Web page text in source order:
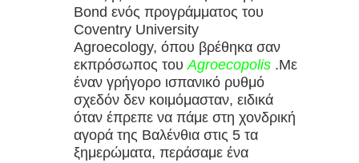
50
9 τροφές που βοηθούν φυσικά στη
μείωση της πίεσης χωρίς φάρμακα
7 μικρές αλλαγές που αυξάνουν την
ευτυχία σας καθημερινά «Δεν
Bond ενός προγράμματος του
Coventry University
Agroecology, όπου βρέθηκα σαν
εκπρόσωπος τουAgroecopolis .Με
έναν γρήγορο ισπανικό ρυθμό
σχεδόν δεν κοιμόμασταν, ειδικά
όταν έπρεπε να πάμε στη χονδρική
αγορά της Βαλένθια στις 5 τα
ξημερώματα, περάσαμε ένα